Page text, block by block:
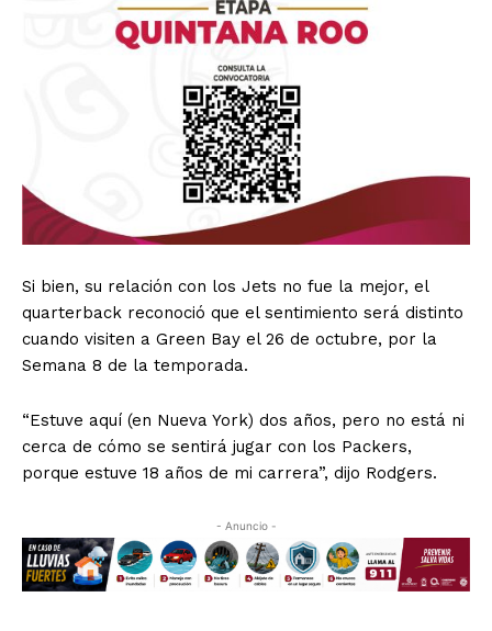
Si bien, su relación con los Jets no fue la mejor, el
quarterback reconoció que el sentimiento será distinto
cuando visiten a Green Bay el 26 de octubre, por la
Semana 8 de la temporada.
“Estuve aquí (en Nueva York) dos años, pero no está ni
cerca de cómo se sentirá jugar con los Packers,
porque estuve 18 años de mi carrera”, dijo Rodgers.
- Anuncio -